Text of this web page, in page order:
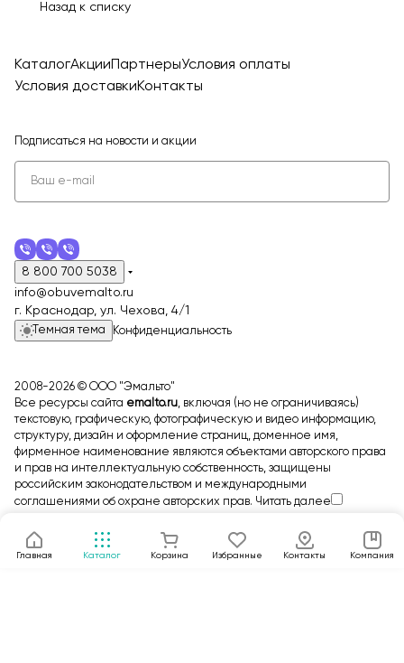
Назад к списку
Главная Каталог Корзина Избранные Контакты Компания
КаталогАкции ПартнерыУсловия оплаты
Условия доставкиКонтакты
Подписаться на новости и акции
8 800 700 5038
info@obuvemalto.ru
г. Краснодар, ул. Чехова, 4/1
Темная тема Конфиденциальность
2008-2026 © ООО "Эмальто"
Все ресурсы сайта emalto.ru, включая (но не ограничиваясь)
текстовую, графическую, фотографическую и видео информацию,
структуру, дизайн и оформление страниц, доменное имя,
фирменное наименование являются объектами авторского права
и прав на интеллектуальную собственность, защищены
российским законодательством и международными
соглашениями об охране авторских прав. Читать далее